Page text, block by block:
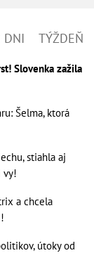
DNI TÝŽDEŇ
Slovenka zažila
Šelma, ktorá
stiahla aj
vy!
a chcela
útoky od